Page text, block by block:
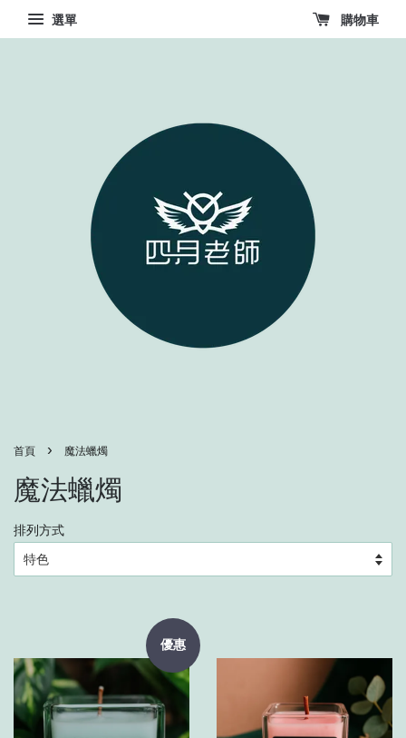
選單 購物車
首頁 › 魔法蠟燭
魔法蠟燭
排列方式
優惠